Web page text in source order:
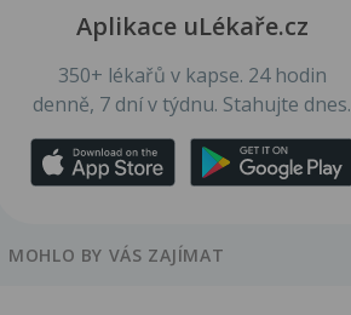
Aplikace uLékaře.cz
350+ lékařů v kapse. 24 hodin
denně, 7 dní v týdnu. Stahujte dnes.
MOHLO BY VÁS ZAJÍMAT